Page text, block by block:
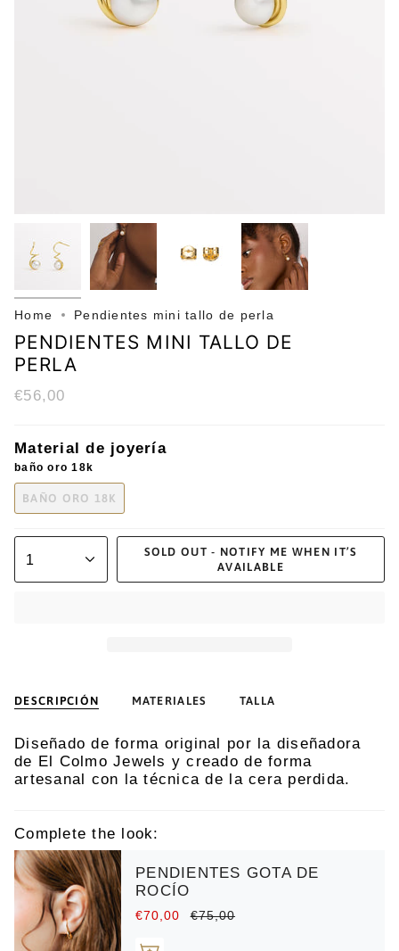
Home Pendientes mini tallo de perla
PENDIENTES MINI TALLO DE
PERLA
€56,00
Material de joyería
baño oro 18k
BAÑO ORO 18K
1
SOLD OUT - NOTIFY ME WHEN IT’S
AVAILABLE
DESCRIPCIÓN MATERIALES TALLA
Diseñado de forma original por la diseñadora
de El Colmo Jewels y creado de forma
artesanal con la técnica de la cera perdida.
Complete the look:
PENDIENTES GOTA DE
ROCÍO
€70,00 €75,00